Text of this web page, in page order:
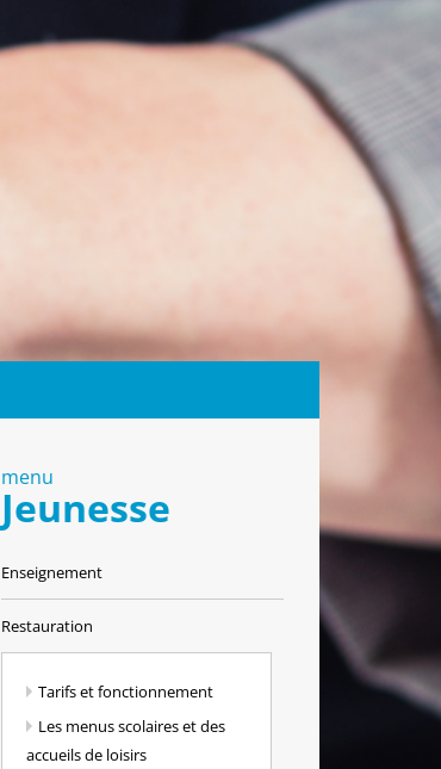
menu
Jeunesse
Enseignement
Restauration
Tarifs et fonctionnement
Les menus scolaires et des
accueils de loisirs